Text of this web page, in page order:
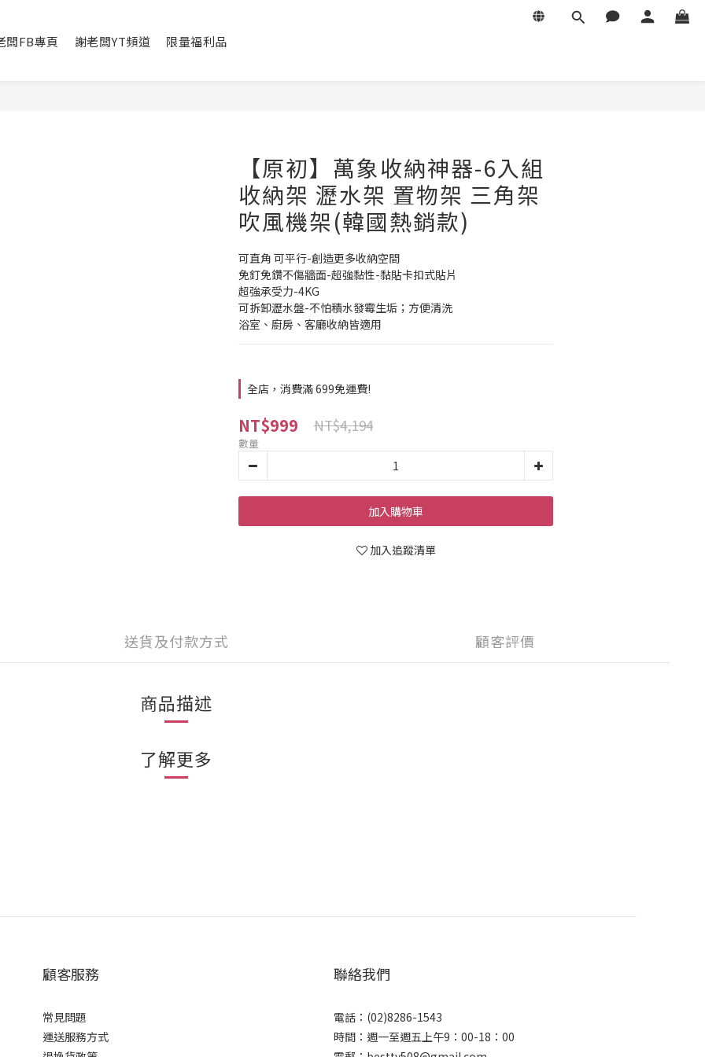
闆FB專頁 謝老闆YT頻道 限量福利品
【原初】萬象收納神器-6入組
收納架 瀝水架 置物架 三角架
吹風機架(韓國熱銷款)
可直角 可平行-創造更多收納空間
免釘免鑽不傷牆面-超強黏性-黏貼卡扣式貼片
超強承受力-4KG
可拆卸瀝水盤-不怕積水發霉生垢；方便清洗
浴室、廚房、客廳收納皆適用
全店，消費滿 699免運費!
NT$999 NT$4,194
數量
加入購物車
加入追蹤清單
送貨及付款方式 顧客評價
商品描述
了解更多
顧客服務
常見問題
運送服務方式
聯絡我們
電話：(02)8286-1543
時間：週一至週五上午9：00-18：00